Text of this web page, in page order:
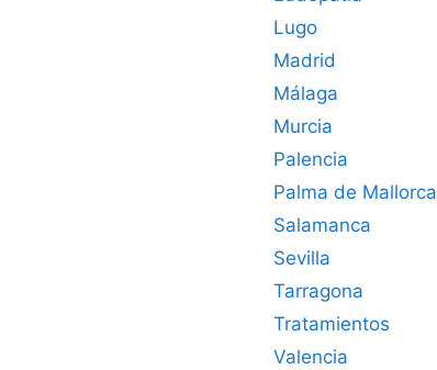
Lugo
Madrid
Málaga
Murcia
Palencia
Palma de Mallorca
Salamanca
Sevilla
Tarragona
Tratamientos
Valencia